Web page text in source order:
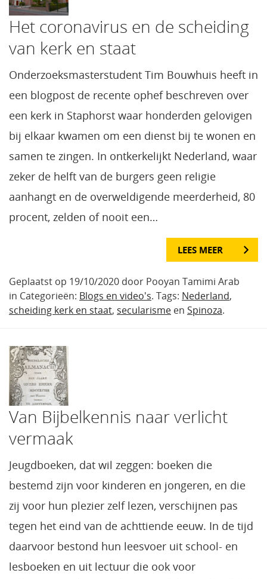
Het coronavirus en de scheiding
van kerk en staat
Onderzoeksmasterstudent Tim Bouwhuis heeft in
een blogpost de recente ophef beschreven over
een kerk in Staphorst waar honderden gelovigen
bij elkaar kwamen om een dienst bij te wonen en
samen te zingen. In ontkerkelijkt Nederland, waar
zeker de helft van de burgers geen religie
aanhangt en de overweldigende meerderheid, 80
procent, zelden of nooit een…
LEES MEER
Geplaatst op 19/10/2020 door Pooyan Tamimi Arab
in Categorieën: Blogs en video's. Tags: Nederland,
scheiding kerk en staat, secularisme en Spinoza.
Van Bijbelkennis naar verlicht
vermaak
Jeugdboeken, dat wil zeggen: boeken die
bestemd zijn voor kinderen en jongeren, en die
zij voor hun plezier zelf lezen, verschijnen pas
tegen het eind van de achttiende eeuw. In de tijd
daarvoor bestond hun leesvoer uit school- en
lesboeken en uit lectuur die ook voor